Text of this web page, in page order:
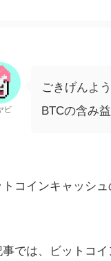
ビ
ごきげんよ
BTCの含み
トコインキャッシ
では、ビットコ